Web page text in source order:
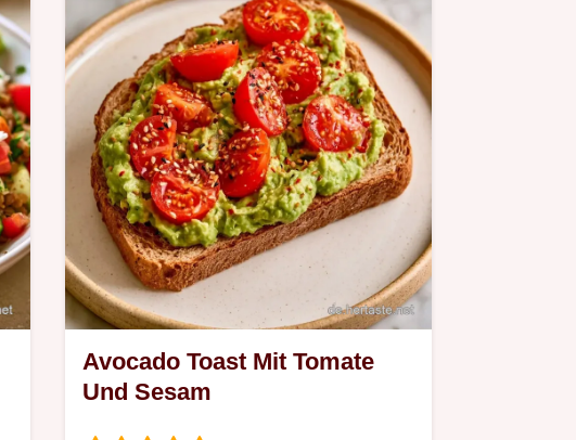
als gesundes Abendessen für zwei
Personen.
Avocado Toast Mit Tomate
Und Sesam